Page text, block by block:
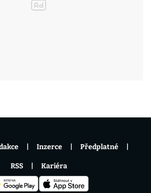
Inzerce Předplatné
RSS Kariéra